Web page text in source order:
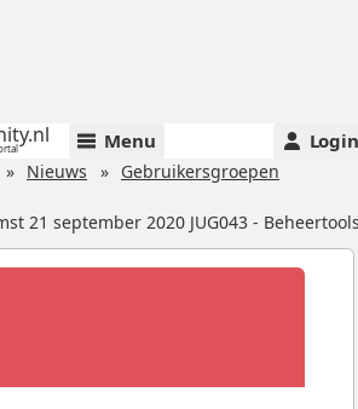
Menu Login
Nieuws
Gebruikersgroepen
21 september 2020 JUG043 -